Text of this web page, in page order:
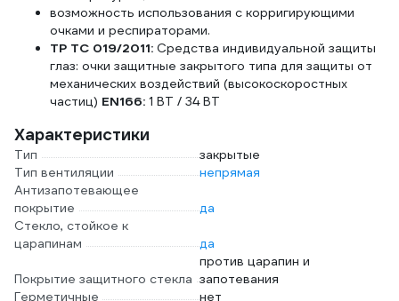
возможность использования с корригирующими
очками и респираторами.
ТР ТС 019/2011: Средства индивидуальной защиты
глаз: очки защитные закрытого типа для защиты от
механических воздействий (высокоскоростных
частиц) EN166: 1 BT / 34 BT
Характеристики
Тип
закрытые
Тип вентиляции
непрямая
Антизапотевающее
покрытие
да
Стекло, стойкое к
царапинам
да
Покрытие защитного стекла
против царапин и
запотевания
Герметичные
нет